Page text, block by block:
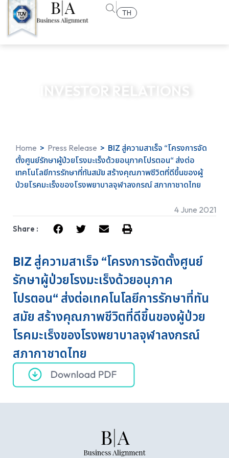
TH
INVESTOR RELATIONS
Home > Press Release > BIZ สู่ความสาเร็จ “โครงการจัด
ตั้งศูนย์รักษาผู้ป่วยโรงมะเร็งด้วยอนุภาคโปรตอน“ ส่งต่อ
เทคโนโลยีการรักษาที่ทันสมัย สร้างคุณภาพชีวิตที่ดีขึ้นของผู้
ป่วยโรคมะเร็งของโรงพยาบาลจุฬาลงกรณ์ สภากาชาดไทย
4 June 2021
Share :
BIZ สู่ความสาเร็จ “โครงการจัดตั้งศูนย์
รักษาผู้ป่วยโรงมะเร็งด้วยอนุภาค
โปรตอน“ ส่งต่อเทคโนโลยีการรักษาที่ทัน
สมัย สร้างคุณภาพชีวิตที่ดีขึ้นของผู้ป่วย
โรคมะเร็งของโรงพยาบาลจุฬาลงกรณ์
สภากาชาดไทย